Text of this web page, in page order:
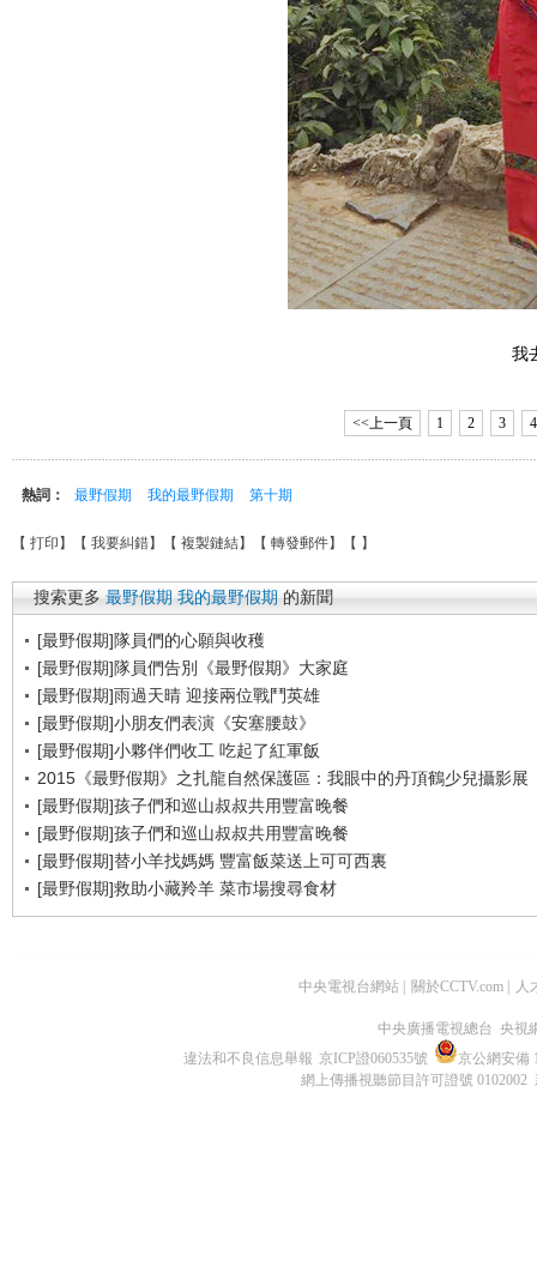
我
<<上一頁 1 2 3 4
熱詞： 最野假期 我的最野假期 第十期
【 打印 】【 我要糾錯】【 複製鏈結】【 轉發郵件】【 】
搜索更多 最野假期 我的最野假期 的新聞
[最野假期]隊員們的心願與收穫
[最野假期]隊員們告別《最野假期》大家庭
[最野假期]雨過天晴 迎接兩位戰鬥英雄
[最野假期]小朋友們表演《安塞腰鼓》
[最野假期]小夥伴們收工 吃起了紅軍飯
2015《最野假期》之扎龍自然保護區：我眼中的丹頂鶴少兒攝影展
[最野假期]孩子們和巡山叔叔共用豐富晚餐
[最野假期]孩子們和巡山叔叔共用豐富晚餐
[最野假期]替小羊找媽媽 豐富飯菜送上可可西裏
[最野假期]救助小藏羚羊 菜市場搜尋食材
中央電視台網站 關於CCTV.com 人
中央廣播電視總台 央視
違法和不良信息舉報 京ICP證060535號
京公網安備
網上傳播視聽節目許可證號 0102002